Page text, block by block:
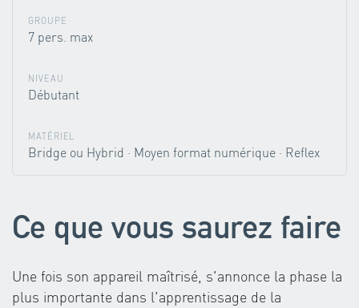
GROUPE
7 pers. max
NIVEAU
Débutant
MATÉRIEL
Bridge ou Hybrid · Moyen format numérique · Reflex
Ce que vous saurez faire
Une fois son appareil maîtrisé, s'annonce la phase la
plus importante dans l'apprentissage de la